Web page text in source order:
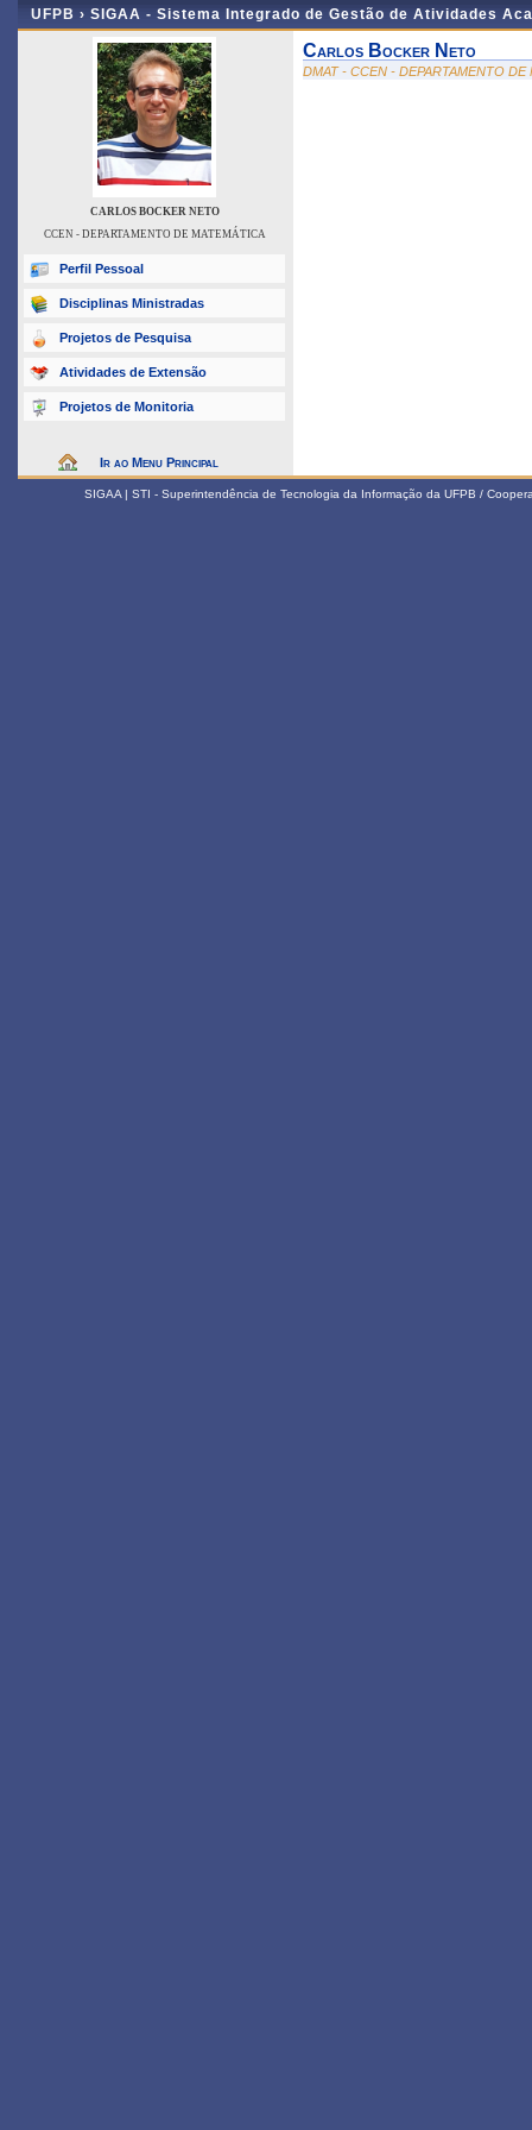
UFPB › SIGAA - Sistema Integrado de Gestão de Atividades
CARLOS BOCKER NETO
CCEN - DEPARTAMENTO DE MATEMÁTICA
Perfil Pessoal
Disciplinas Ministradas
Projetos de Pesquisa
Atividades de Extensão
Projetos de Monitoria
Ir ao Menu Principal
Carlos Bocker Neto
DMAT - CCEN - DEPARTAMENTO DE
SIGAA | STI - Superintendência de Tecnologia da Informação da UFPB /